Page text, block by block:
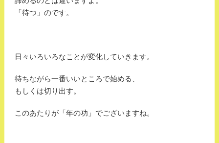
「待つ」のです。
日々いろいろなことが変化していきます。
待ちながら一番いいところで始める、
もしくは切り出す。
このあたりが「年の功」でございますね。